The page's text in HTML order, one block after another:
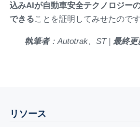
込みAIが自動車安全テクノロジー
できることを証明してみせたのです
執筆者：Autotrak、ST | 最終更
リソース